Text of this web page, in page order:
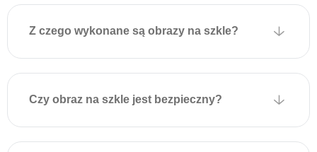
otworami montażowymi
umożliwiającymi
Płytki są przyklejone do
obrazu za pomocą
specjalnej taśmy
wytrzymuje duże obciążenia
i zapewnia solidne
Z czego wykonane są obrazy na szkle?
Czy obraz na szkle jest bezpieczny?